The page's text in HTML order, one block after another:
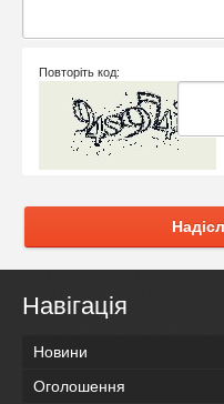
Повторіть код:
Навігація
Новини
Оголошення